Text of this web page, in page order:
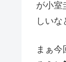
が小室
しいな
まぁ